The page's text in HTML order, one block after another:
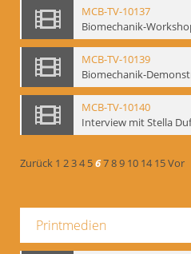
MCB-TV-10137
MCB-TV-10139
MCB-TV-10140
Zurück 1 234 56789 10 14 15Vor
Printmedien